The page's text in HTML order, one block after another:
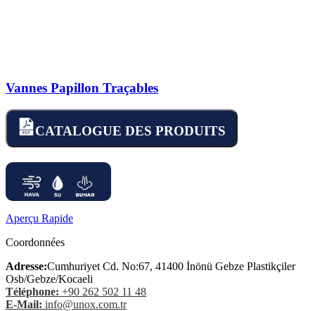
Vannes Papillon Traçables
CATALOGUE DES PRODUITS
Aperçu Rapide
Coordonnées
Adresse:Cumhuriyet Cd. No:67, 41400 İnönü Gebze Plastikçiler
Osb/Gebze/Kocaeli
Téléphone: +90 262 502 11 48
E-Mail: info@unox.com.tr